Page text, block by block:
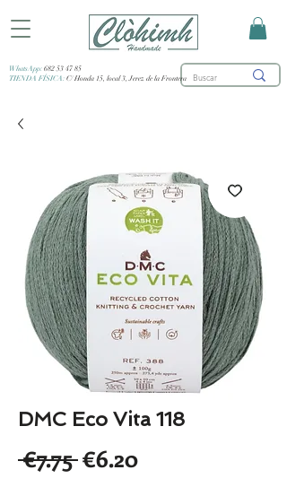
WhatsApp: 682 53 47 85
TIENDA FÍSICA: C/ Honda 15, local 3, Jerez de la Frontera
DMC Eco Vita 118
€7.75 Regular
€6.20Sale